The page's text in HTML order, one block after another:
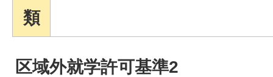
類
区域外就学許可基準2